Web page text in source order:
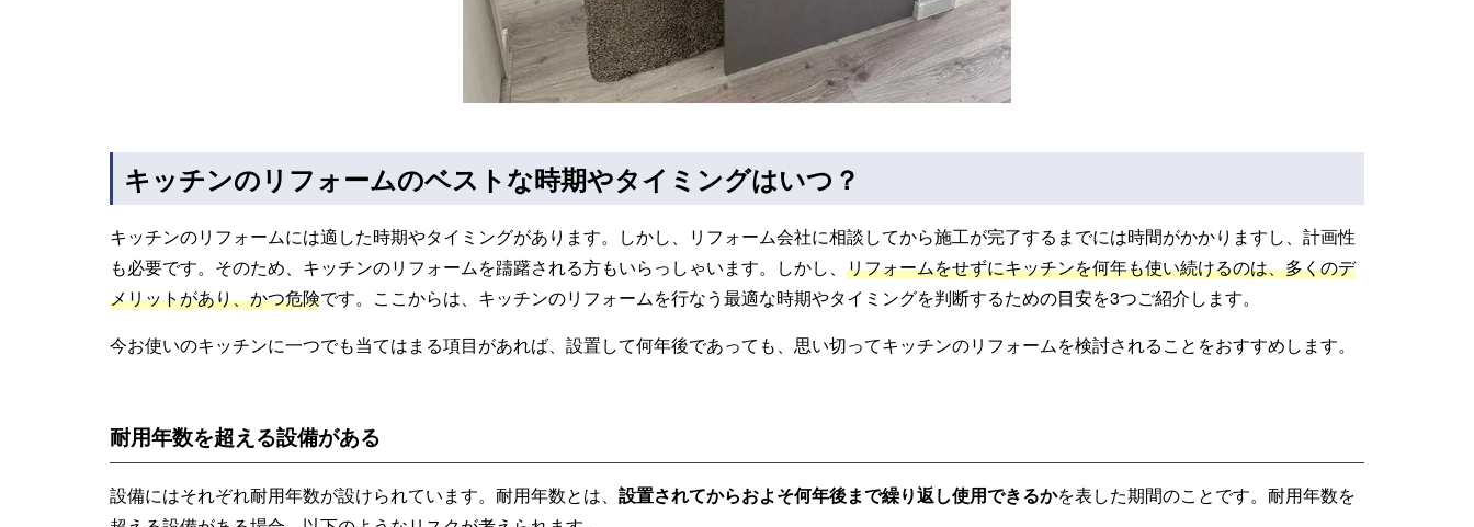
キッチンのリフォームのベストな時期やタイミングはいつ？
キッチンのリフォームには適した時期やタイミングがあります。しかし、リフォーム会社に相談してから施工が完了するまでには時間がかかりますし、計画性
も必要です。そのため、キッチンのリフォームを躊躇される方もいらっしゃいます。しかし、 リフォームをせずにキッチンを何年も使い続けるのは、多くのデ
メリットがあり、かつ危険です。ここからは、キッチンのリフォームを行なう最適な時期やタイミングを判断するための目安を3つご紹介します。
今お使いのキッチンに一つでも当てはまる項目があれば、設置して何年後であっても、思い切ってキッチンのリフォームを検討されることをおすすめします。
耐用年数を超える設備がある
設備にはそれぞれ耐用年数が設けられています。耐用年数とは、 設置されてからおよそ何年後まで繰り返し使用できるかを表した期間のことです。耐用年数を